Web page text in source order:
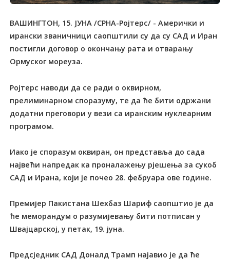
ВАШИНГТОН, 15. ЈУНА /СРНА-Ројтерс/ - Амерички и
ирански званичници саопштили су да су САД и Иран
постигли договор о окончању рата и отварању
Ормуског мореуза.
Ројтерс наводи да се ради о оквирном,
прелиминарном споразуму, те да ће бити одржани
додатни преговори у вези са иранским нуклеарним
програмом.
Иако је споразум оквиран, он представља до сада
највећи напредак ка проналажењу рјешења за сукоб
САД и Ирана, који је почео 28. фебруара ове године.
Премијер Пакистана Шехбаз Шариф саопштио је да
ће меморандум о разумијевању бити потписан у
Швајцарској, у петак, 19. јуна.
Предсједник САД Доналд Трамп најавио је да ће